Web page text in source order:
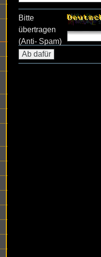
Bitte
übertragen
(Anti- Spam)